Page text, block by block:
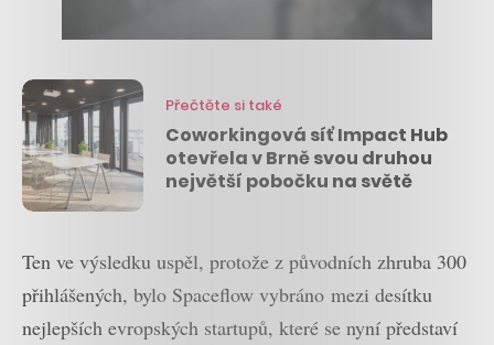
Přečtěte si také
Coworkingová síť Impact Hub
otevřela v Brně svou druhou
největší pobočku na světě
Ten ve výsledku uspěl, protože z původních zhruba 300
přihlášených, bylo Spaceflow vybráno mezi desítku
nejlepších evropských startupů, které se nyní představí